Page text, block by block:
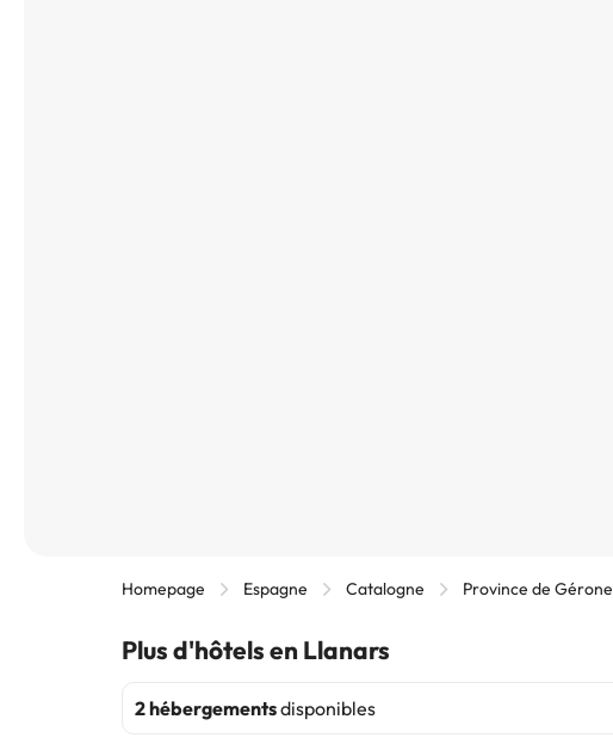
Homepage Espagne Catalogne Province de Gérone
Plus d'hôtels en Llanars
2 hébergementsdisponibles